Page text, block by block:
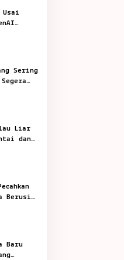
Usai
Sering
Liar
dan
Berusia
Baru